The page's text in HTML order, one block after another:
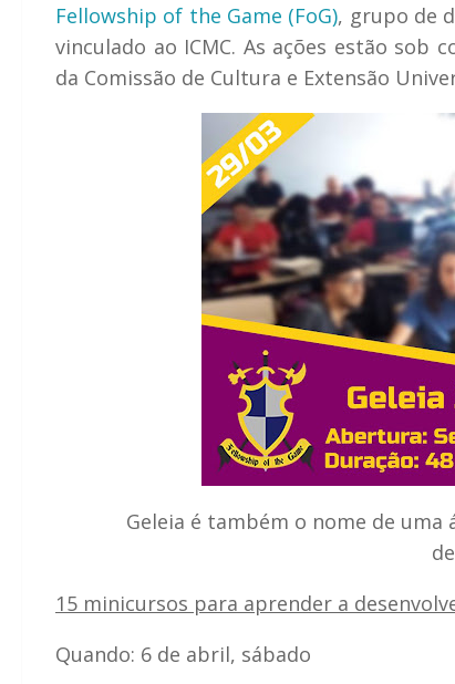
Fellowship of the Game (FoG), grupo de
vinculado ao ICMC. As ações estão
da Comissão de Cultura e Extensão
Geleia é também o nome de uma
15 minicursos para aprender a
Quando: 6 de abril, sábado